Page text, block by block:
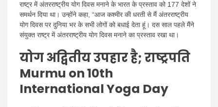
राष्ट्र में अंतरराष्ट्रीय योग दिवस मनाने के भारत के प्रस्ताव को 177 देशों ने
समर्थन दिया था। उन्होंने कहा, “आज कश्मीर की धरती से मैं अंतरराष्ट्रीय
योग दिवस पर दुनिया भर के सभी लोगों को बधाई देता हूं। दस साल पहले मैंने
संयुक्त राष्ट्र में अंतरराष्ट्रीय योग दिवस मनाने का प्रस्ताव रखा था।
योग अद्वितीय उपहार है; राष्ट्रपति
Murmu on 10th
International Yoga Day